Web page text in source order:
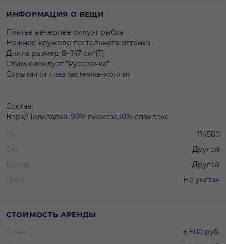
ИНФОРМАЦИЯ О ВЕЩИ
Платье вечернее силуэт рыбка
Нежное кружево пастельного оттенка
Длина размер 8- 147 см*(Т)
Слим-силилуэт "Русолочка"
Скрытая от глаз застежка-молния
Состав:
Верх/Подкладка: 90% вискоза,10%-спандекс
ID
114580
Тип
Другой
Бренд
Другой
Цвет
Не указан
СТОИМОСТЬ АРЕНДЫ
3 дня
6 500 руб.